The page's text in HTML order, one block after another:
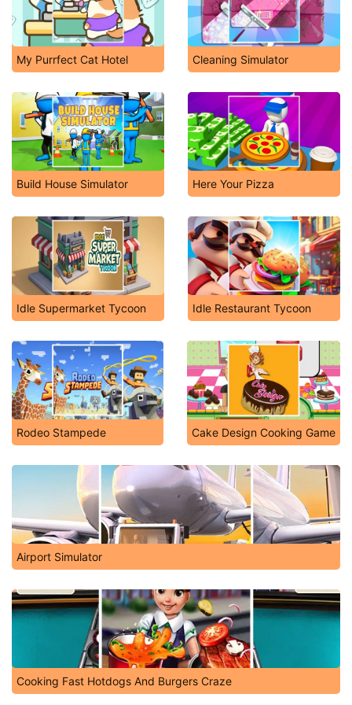
My Purrfect Cat Hotel Cleaning Simulator
Build House Simulator Here Your Pizza
Idle Supermarket Tycoon Idle Restaurant Tycoon
Rodeo Stampede Cake Design Cooking Game
Airport Simulator
Cooking Fast Hotdogs And Burgers Craze